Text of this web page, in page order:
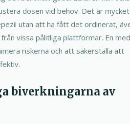
dosen vid behov. Det är
utan att ha fått det ordinerat,
vissa pålitliga plattformar. En
riskerna och att säkerställa att
biverkningarna av